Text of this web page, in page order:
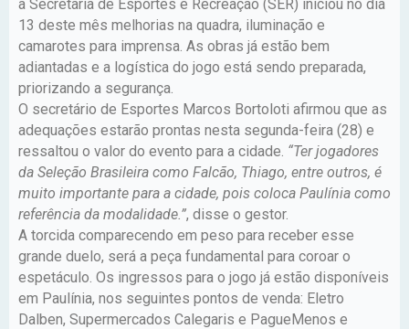
a Secretaria de Esportes e Recreação (SER) iniciou no dia
13 deste mês melhorias na quadra, iluminação e
camarotes para imprensa. As obras já estão bem
adiantadas e a logística do jogo está sendo preparada,
priorizando a segurança.
O secretário de Esportes Marcos Bortoloti afirmou que as
adequações estarão prontas nesta segunda-feira (28) e
ressaltou o valor do evento para a cidade. “Ter jogadores
da Seleção Brasileira como Falcão, Thiago, entre outros, é
muito importante para a cidade, pois coloca Paulínia como
referência da modalidade.”, disse o gestor.
A torcida comparecendo em peso para receber esse
grande duelo, será a peça fundamental para coroar o
espetáculo. Os ingressos para o jogo já estão disponíveis
em Paulínia, nos seguintes pontos de venda: Eletro
Dalben, Supermercados Calegaris e PagueMenos e